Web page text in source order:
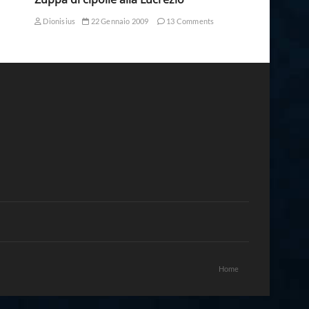
Dionisius 22 Gennaio 2009 13 Comments
Home